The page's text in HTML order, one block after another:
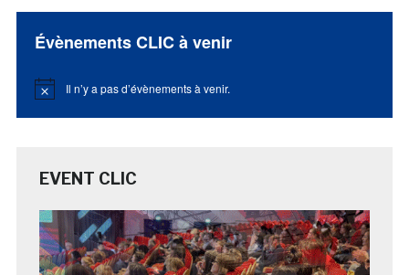
Évènements CLIC à venir
Notice Il n’y a pas d’évènements à venir.
EVENT CLIC